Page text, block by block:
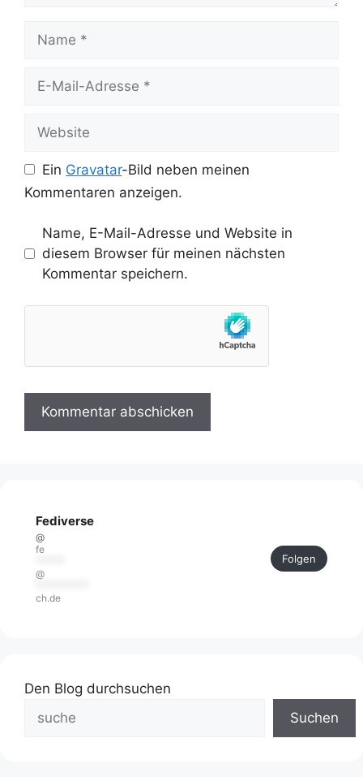
Mail-
Ein Gravatar-Bild neben meinen
Kommentaren anzeigen.
Name, E-Mail-Adresse und Website in
diesem Browser für meinen nächsten
Kommentar speichern.
Fediverse
@
fe
@
ch.de
Folgen
Den Blog durchsuchen
Suchen